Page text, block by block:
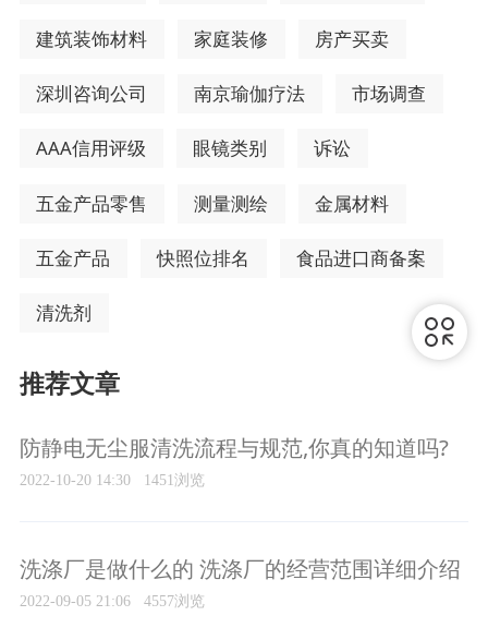
建筑装饰材料 家庭装修 房产买卖
深圳咨询公司 南京瑜伽疗法 市场调查
AAA信用评级 眼镜类别 诉讼
五金产品零售 测量测绘 金属材料
五金产品 快照位排名 食品进口商备案
清洗剂
推荐文章
防静电无尘服清洗流程与规范,你真的知道吗?
2022-10-20 14:30 1451浏览
洗涤厂是做什么的 洗涤厂的经营范围详细介绍
2022-09-05 21:06 4557浏览